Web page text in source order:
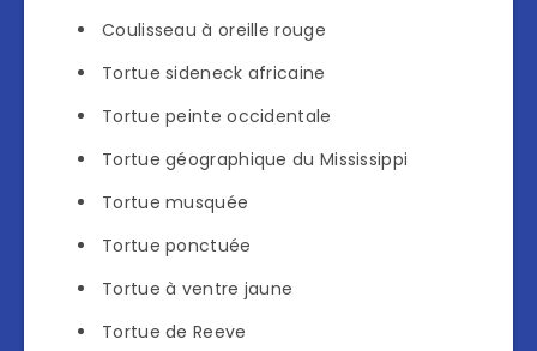
Coulisseau à oreille rouge
Tortue sideneck africaine
Tortue peinte occidentale
Tortue géographique du Mississippi
Tortue musquée
Tortue ponctuée
Tortue à ventre jaune
Tortue de Reeve